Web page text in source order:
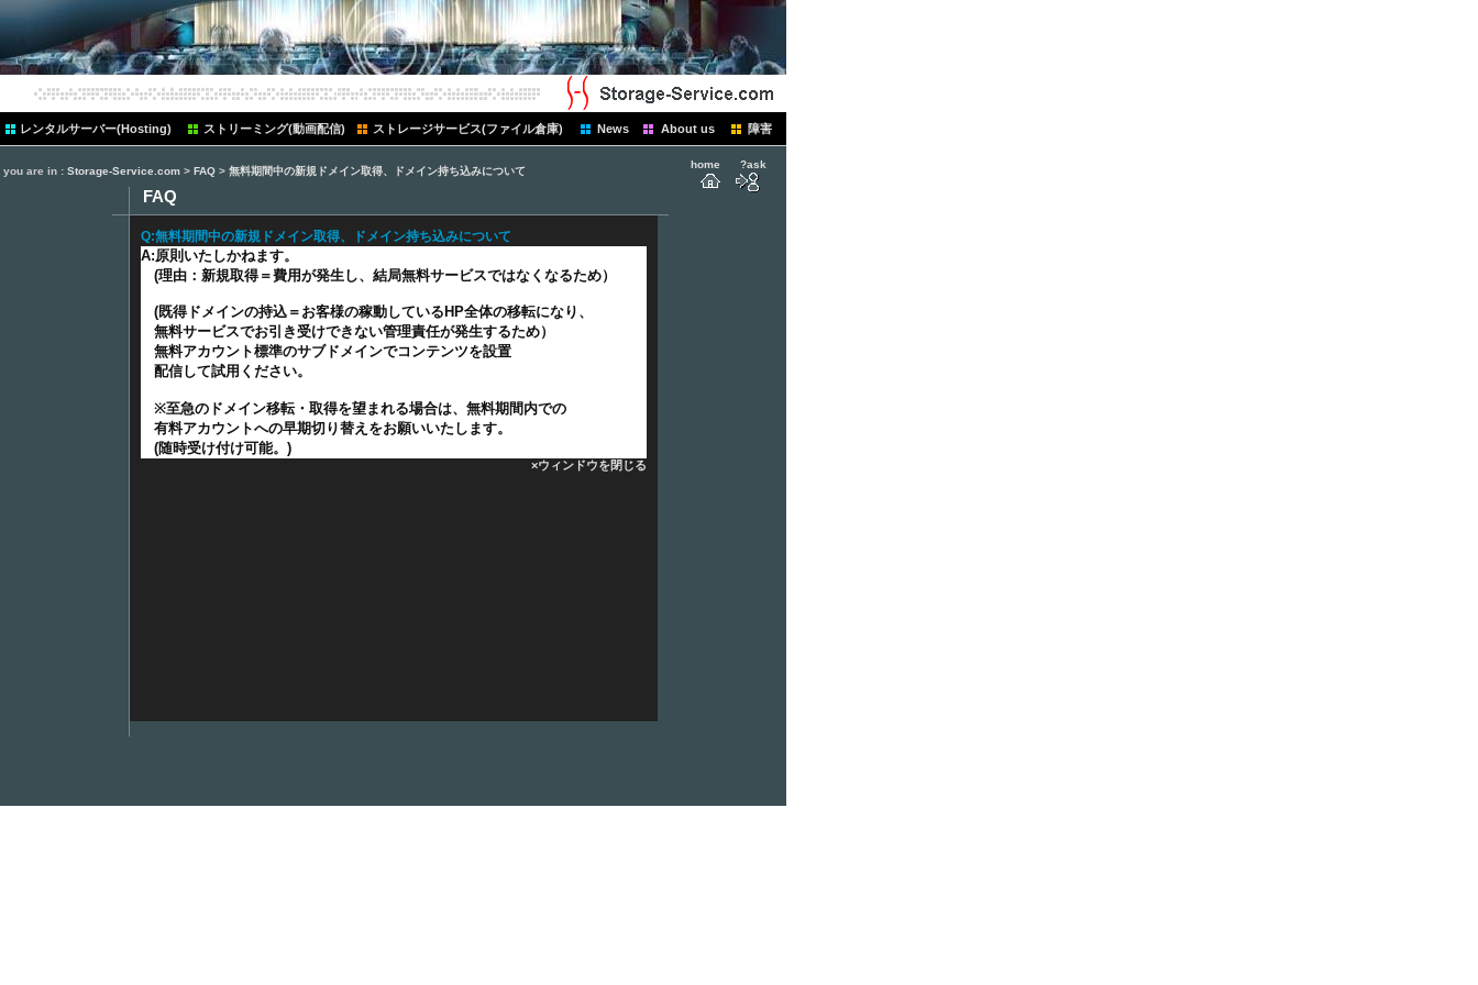
レンタルサーバー(Hosting) ストリーミング(動画配信) ストレージサービス(ファイル倉庫) News About us 障害
you are in : Storage-Service.com > FAQ > 無料期間中の新規ドメイン取得、ドメイン持ち込みについて
home ?ask
FAQ
Q:無料期間中の新規ドメイン取得、ドメイン持ち込みについて
A:原則いたしかねます。
(理由：新規取得＝費用が発生し、結局無料サービスではなくなるため）
(既得ドメインの持込＝お客様の稼動しているHP全体の移転になり、
無料サービスでお引き受けできない管理責任が発生するため）
無料アカウント標準のサブドメインでコンテンツを設置
配信して試用ください。
※至急のドメイン移転・取得を望まれる場合は、無料期間内での
有料アカウントへの早期切り替えをお願いいたします。
(随時受け付け可能。)
×ウィンドウを閉じる